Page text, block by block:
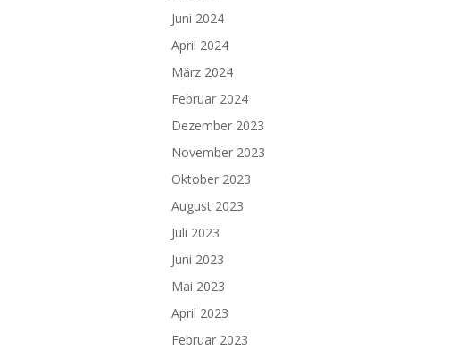
Juni 2024
April 2024
März 2024
Februar 2024
Dezember 2023
November 2023
Oktober 2023
August 2023
Juli 2023
Juni 2023
Mai 2023
April 2023
Februar 2023